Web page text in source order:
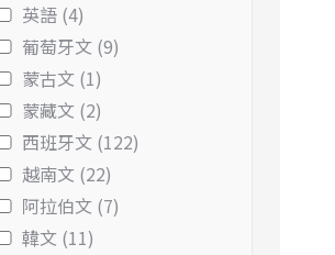
英語 (4)
葡萄牙文 (9)
蒙古文 (1)
蒙藏文 (2)
西班牙文 (122)
越南文 (22)
阿拉伯文 (7)
韓文 (11)